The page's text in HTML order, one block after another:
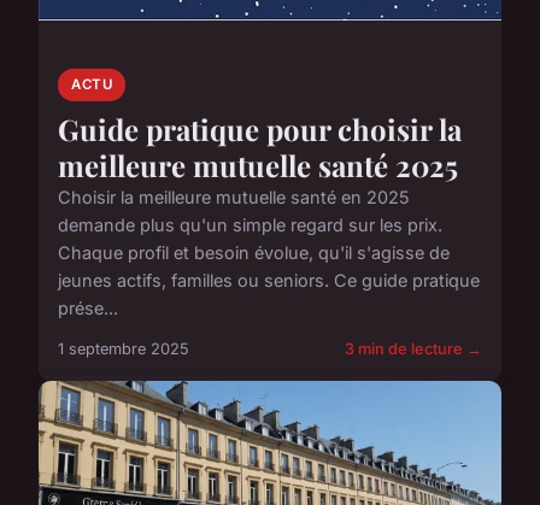
ACTU
Guide pratique pour choisir la
meilleure mutuelle santé 2025
Choisir la meilleure mutuelle santé en 2025
demande plus qu'un simple regard sur les prix.
Chaque profil et besoin évolue, qu'il s'agisse de
jeunes actifs, familles ou seniors. Ce guide pratique
prése...
1 septembre 2025 3 min de lecture →